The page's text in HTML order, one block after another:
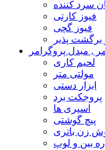
سرد کننده
فیوز کارتی
فیوز گچی
برگشت پذیر
لحیم کاری
مولتی متر
ابزار دستی
پروجکت برد
اسپری ها
پیچ گوشتی
زن باتری
بین و لوپ